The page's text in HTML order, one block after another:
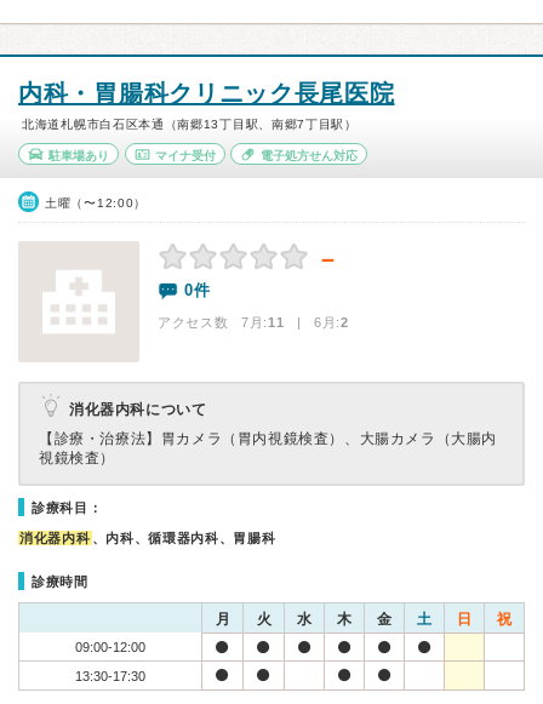
内科・胃腸科クリニック長尾医院
北海道札幌市白石区本通（南郷13丁目駅、南郷7丁目駅）
駐車場あり マイナ受付 電子処方せん対応
土曜（〜12:00）
－
0件
アクセス数 7月:11 | 6月:2
消化器内科について
【診療・治療法】 胃カメラ（胃内視鏡検査）、大腸カメラ（大腸内
視鏡検査）
診療科目：
消化器内科 、内科、循環器内科、胃腸科
診療時間
月 火 水 木 金 土 日 祝
09:00-12:00
13:30-17:30